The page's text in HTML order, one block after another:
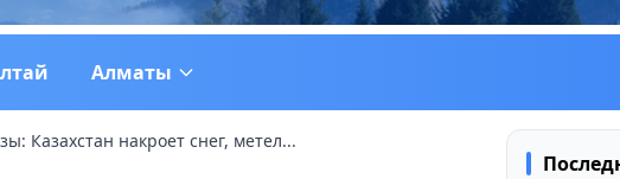
Алматы
Казахстан накроет снег, метел...